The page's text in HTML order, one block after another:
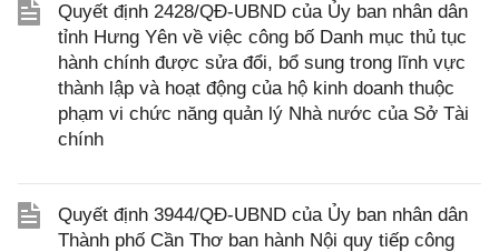
Quyết định 2428/QĐ-UBND của Ủy ban nhân dân
tỉnh Hưng Yên về việc công bố Danh mục thủ tục
hành chính được sửa đổi, bổ sung trong lĩnh vực
thành lập và hoạt động của hộ kinh doanh thuộc
phạm vi chức năng quản lý Nhà nước của Sở Tài
chính
Quyết định 3944/QĐ-UBND của Ủy ban nhân dân
Thành phố Cần Thơ ban hành Nội quy tiếp công